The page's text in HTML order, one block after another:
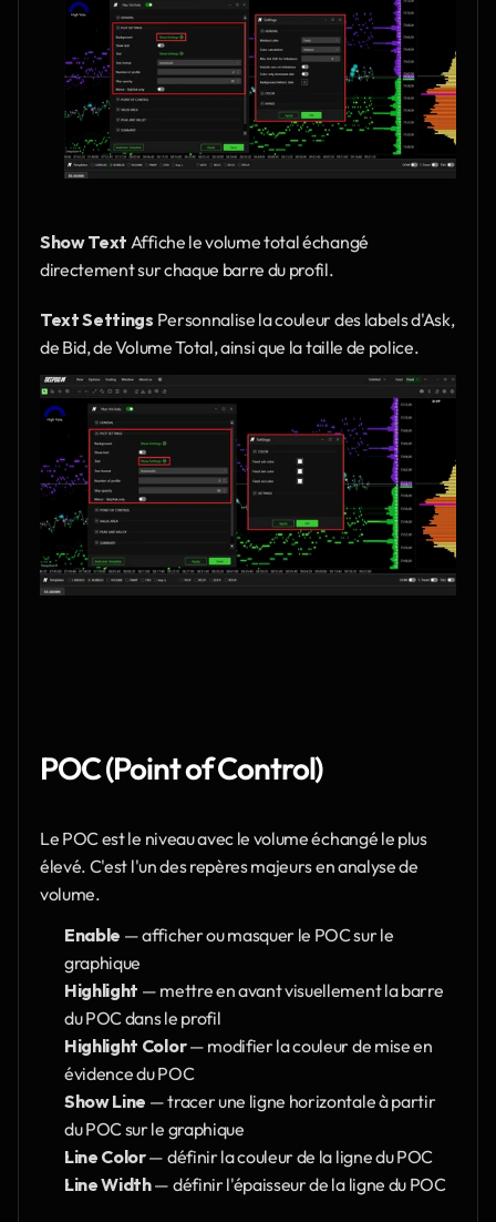
Show Text Affiche le volume total échangé
directement sur chaque barre du profil.
Text Settings Personnalise la couleur des labels d'Ask,
de Bid, de Volume Total, ainsi que la taille de police.
POC (Point of Control)
Le POC est le niveau avec le volume échangé le plus
élevé. C'est l'un des repères majeurs en analyse de
volume.
Enable — afficher ou masquer le POC sur le
graphique
Highlight — mettre en avant visuellement la barre
du POC dans le profil
Highlight Color — modifier la couleur de mise en
évidence du POC
Show Line — tracer une ligne horizontale à partir
du POC sur le graphique
Line Color — définir la couleur de la ligne du POC
Line Width — définir l'épaisseur de la ligne du POC